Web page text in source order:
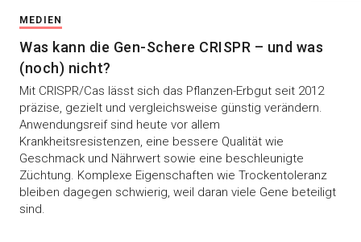
MEDIEN
Was kann die Gen-Schere CRISPR – und was
(noch) nicht?
Mit CRISPR/Cas lässt sich das Pflanzen-Erbgut seit 2012
präzise, gezielt und vergleichsweise günstig verändern.
Anwendungsreif sind heute vor allem
Krankheitsresistenzen, eine bessere Qualität wie
Geschmack und Nährwert sowie eine beschleunigte
Züchtung. Komplexe Eigenschaften wie Trockentoleranz
bleiben dagegen schwierig, weil daran viele Gene beteiligt
sind.